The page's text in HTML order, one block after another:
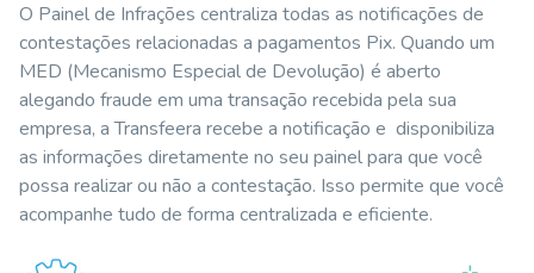
O Painel de Infrações centraliza todas as notificações de
contestações relacionadas a pagamentos Pix. Quando um
MED (Mecanismo Especial de Devolução) é aberto
alegando fraude em uma transação recebida pela sua
empresa, a Transfeera recebe a notificação e disponibiliza
as informações diretamente no seu painel para que você
possa realizar ou não a contestação. Isso permite que você
acompanhe tudo de forma centralizada e eficiente.